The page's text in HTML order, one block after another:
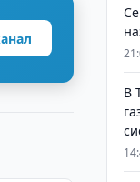
В